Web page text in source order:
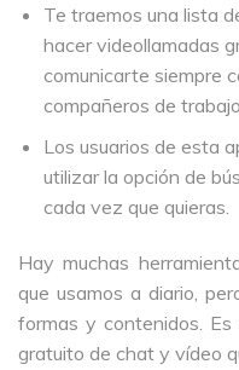
Te traemos una lista
hacer videollamadas
comunicarte siempre
compañeros de
Los usuarios de esta
utilizar la opción de
cada vez que quieras.
Hay muchas
que usamos a diario,
formas y contenidos.
gratuito de chat y vídeo